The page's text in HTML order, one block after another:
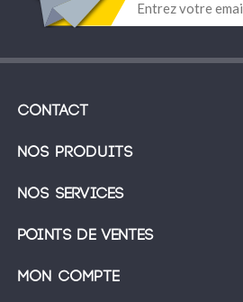
Contact
Nos produits
Nos services
Points de ventes
Mon compte